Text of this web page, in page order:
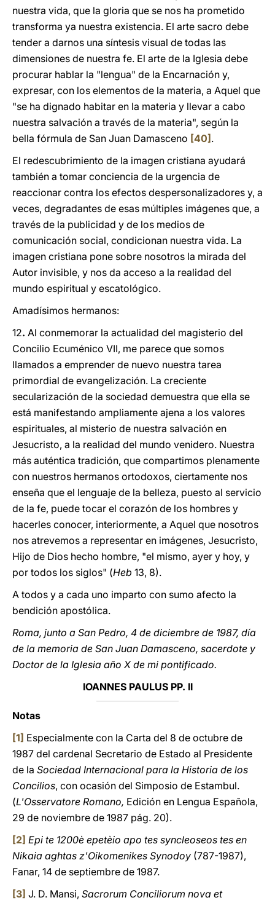
nuestra vida, que la gloria que se nos ha prometido
transforma ya nuestra existencia. El arte sacro debe
tender a darnos una síntesis visual de todas las
dimensiones de nuestra fe. El arte de la Iglesia debe
procurar hablar la "lengua" de la Encarnación y,
expresar, con los elementos de la materia, a Aquel que
"se ha dignado habitar en la materia y llevar a cabo
nuestra salvación a través de la materia", según la
bella fórmula de San Juan Damasceno [40] .
El redescubrimiento de la imagen cristiana ayudará
también a tomar conciencia de la urgencia de
reaccionar contra los efectos despersonalizadores y, a
veces, degradantes de esas múltiples imágenes que, a
través de la publicidad y de los medios de
comunicación social, condicionan nuestra vida. La
imagen cristiana pone sobre nosotros la mirada del
Autor invisible, y nos da acceso a la realidad del
mundo espiritual y escatológico.
Amadísimos hermanos:
12. Al conmemorar la actualidad del magisterio del
Concilio Ecuménico VII, me parece que somos
llamados a emprender de nuevo nuestra tarea
primordial de evangelización. La creciente
secularización de la sociedad demuestra que ella se
está manifestando ampliamente ajena a los valores
espirituales, al misterio de nuestra salvación en
Jesucristo, a la realidad del mundo venidero. Nuestra
más auténtica tradición, que compartimos plenamente
con nuestros hermanos ortodoxos, ciertamente nos
enseña que el lenguaje de la belleza, puesto al servicio
de la fe, puede tocar el corazón de los hombres y
hacerles conocer, interiormente, a Aquel que nosotros
nos atrevemos a representar en imágenes, Jesucristo,
Hijo de Dios hecho hombre, "el mismo, ayer y hoy, y
por todos los siglos" (Heb 13, 8).
A todos y a cada uno imparto con sumo afecto la
bendición apostólica.
Roma, junto a San Pedro, 4 de diciembre de 1987, día
de la memoria de San Juan Damasceno, sacerdote y
Doctor de la Iglesia año X de mi pontificado.
IOANNES PAULUS PP. II
Notas
[1] Especialmente con la Carta del 8 de octubre de
1987 del cardenal Secretario de Estado al Presidente
de la Sociedad Internacional para la Historia de los
Concilios, con ocasión del Simposio de Estambul.
(L'Osservatore Romano, Edición en Lengua Española,
29 de noviembre de 1987 pág. 20).
[2] Epi te 1200è epetèio apo tes syncleoseos tes en
Nikaia aghtas z'Oikomenikes Synodoy (787-1987),
Fanar, 14 de septiembre de 1987.
[3] J. D. Mansi, Sacrorum Conciliorum nova et